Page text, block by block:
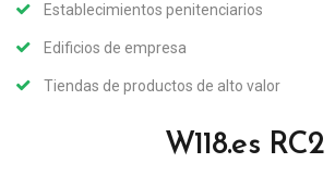
Establecimientos penitenciarios
Edificios de empresa
Tiendas de productos de alto valor
W118.es RC2